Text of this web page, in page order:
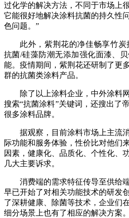
过化学的解决方法，不同于市场上
它能很好地解决涂料抗菌的持久性
色问题。”
此外，紫荆花的净佳畅享竹炭
抗菌/硅藻防潮无添加强化面漆、
能。疫情期间，紫荆花还研制了更
群的抗菌类涂料产品。
除了以上涂料企业，中外涂料
搜索“抗菌涂料”关键词，还搜出了
很多涂料品牌。
据观察，目前涂料市场上主流
际功能和服务体验，性价比对他们
因素，健康化、品质化、个性化、
几大主要诉求。
消费端的需求特征传导至供给
早已开始了对相关功能技术的研发
了深耕健康、除菌等技术，企业们
细分场景上也有了相应的解决方案。